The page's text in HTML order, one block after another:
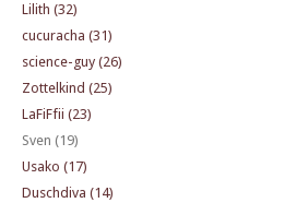
Lilith (32)
cucuracha (31)
science-guy (26)
Zottelkind (25)
LaFiFfii (23)
Sven (19)
Usako (17)
Duschdiva (14)